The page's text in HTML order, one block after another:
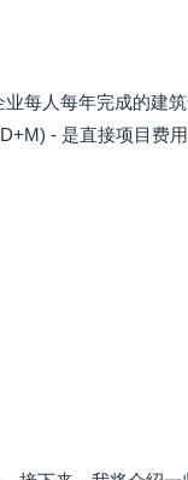
人每年完成的建筑
- 是直接项目费用